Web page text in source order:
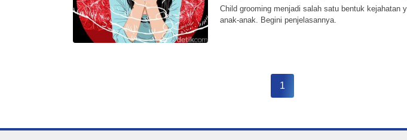
Child grooming menjadi salah satu bentuk kejahatan
anak-anak. Begini penjelasannya.
1